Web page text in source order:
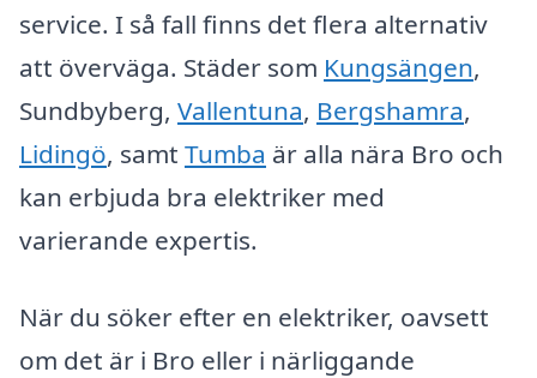
service. I så fall finns det flera alternativ
att överväga. Städer som Kungsängen,
Sundbyberg, Vallentuna, Bergshamra,
Lidingö, samt Tumba är alla nära Bro och
kan erbjuda bra elektriker med
varierande expertis.
När du söker efter en elektriker, oavsett
om det är i Bro eller i närliggande